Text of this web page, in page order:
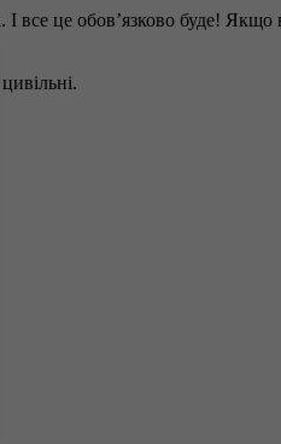
все це обов’язково буде! Якщо